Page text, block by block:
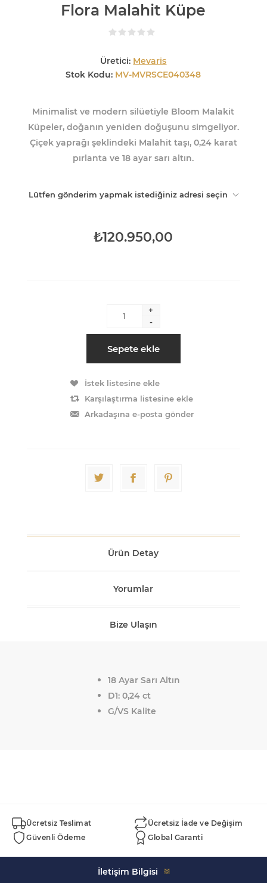
Flora Malahit Küpe
Üretici: Mevaris
Stok Kodu: MV-MVRSCE040348
Minimalist ve modern silüetiyle Bloom Malakit
Küpeler, doğanın yeniden doğuşunu simgeliyor.
Çiçek yaprağı şeklindeki Malahit taşı, 0,24 karat
pırlanta ve 18 ayar sarı altın.
Lütfen gönderim yapmak istediğiniz adresi seçin
₺120.950,00
+
-
Sepete ekle
İstek listesine ekle
Karşılaştırma listesine ekle
Arkadaşına e-posta gönder
Ürün Detay
Yorumlar
Bize Ulaşın
18 Ayar Sarı Altın
D1: 0,24 ct
G/VS Kalite
Ücretsiz Teslimat
Ücretsiz İade ve Değişim
Güvenli Ödeme
Global Garanti
İletişim Bilgisi